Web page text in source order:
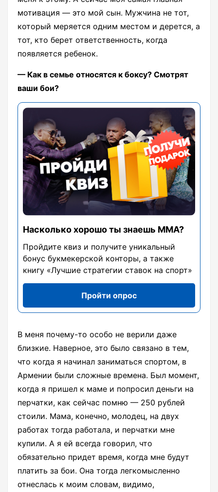
мотивация — это мой сын. Мужчина не тот,
который меряется одним местом и дерется, а
тот, кто берет ответственность, когда
появляется ребенок.
— Как в семье относятся к боксу? Смотрят
ваши бои?
Насколько хорошо ты знаешь ММА?
Пройдите квиз и получите уникальный
бонус букмекерской конторы, а также
книгу «Лучшие стратегии ставок на спорт»
Пройти опрос
В меня почему-то особо не верили даже
близкие. Наверное, это было связано в тем,
что когда я начинал заниматься спортом, в
Армении были сложные времена. Был момент,
когда я пришел к маме и попросил деньги на
перчатки, как сейчас помню — 250 рублей
стоили. Мама, конечно, молодец, на двух
работах тогда работала, и перчатки мне
купили. А я ей всегда говорил, что
обязательно придет время, когда мне будут
платить за бои. Она тогда легкомысленно
отнеслась к моим словам, видимо,